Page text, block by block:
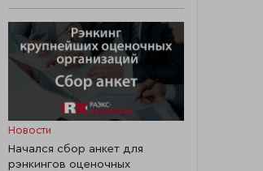
Новости
Начался сбор анкет для
рэнкингов оценочных